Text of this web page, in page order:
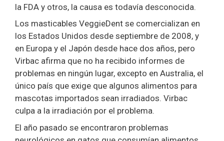
la FDA y otros, la causa es todavía desconocida.
Los masticables VeggieDent se comercializan en
los Estados Unidos desde septiembre de 2008, y
en Europa y el Japón desde hace dos años, pero
Virbac afirma que no ha recibido informes de
problemas en ningún lugar, excepto en Australia, el
único país que exige que algunos alimentos para
mascotas importados sean irradiados. Virbac
culpa a la irradiación por el problema.
El año pasado se encontraron problemas